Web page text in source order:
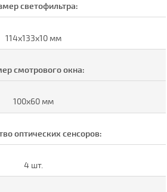
светофильтра:
114х133х10 мм
смотрового окна:
100х60 мм
оптических сенсоров:
4 шт.